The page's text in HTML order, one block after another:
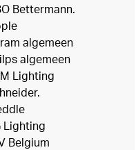
Bettermann.
algemeen
algemeen
Lighting
Lighting
Belgium